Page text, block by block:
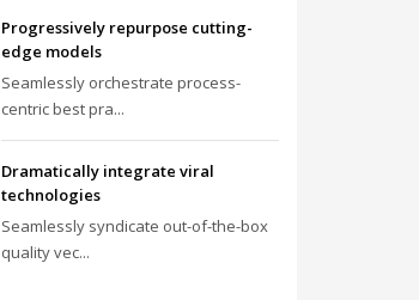
Progressively repurpose cutting-
edge models
Seamlessly orchestrate process-
centric best pra...
Dramatically integrate viral
technologies
Seamlessly syndicate out-of-the-box
quality vec...